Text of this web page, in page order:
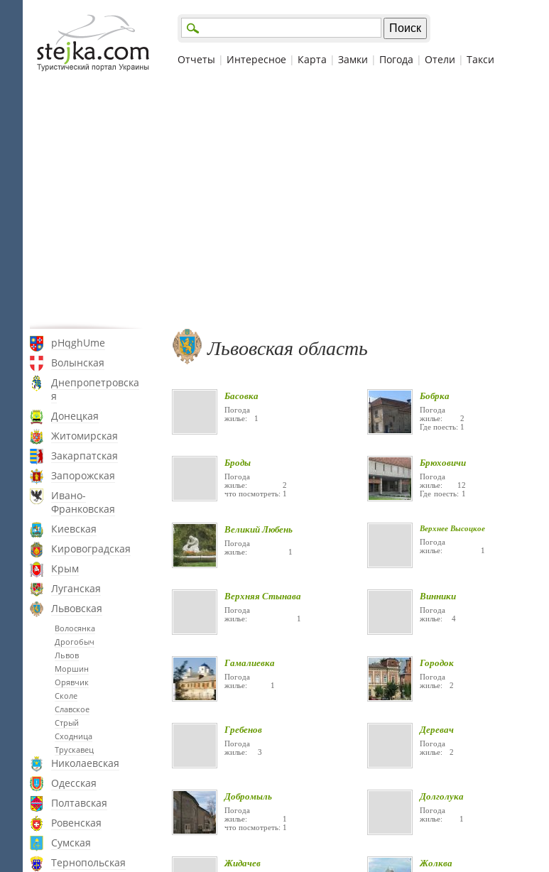
Отчеты | Интересное | Карта | Замки | Погода | Отели | Такси
pHqghUme
Волынская
Днепропетровска
я
Донецкая
Житомирская
Закарпатская
Запорожская
Ивано-
Франковская
Киевская
Кировоградская
Крым
Луганская
Львовская
Волосянка
Дрогобыч
Львов
Моршин
Орявчик
Сколе
Славское
Стрый
Сходница
Трускавец
Николаевская
Одесская
Полтавская
Ровенская
Сумская
Тернопольская
Львовская область
Басовка
Погода
жилье: 1
Бобрка
Погода
жилье: 2
Где поесть: 1
Броды
Погода
жилье: 2
что посмотреть: 1
Брюховичи
Погода
жилье: 12
Где поесть: 1
Великий Любень
Погода
жилье: 1
Верхнее Высоцкое
Погода
жилье: 1
Верхняя Стынава
Погода
жилье: 1
Винники
Погода
жилье: 4
Гамалиевка
Погода
жилье: 1
Городок
Погода
жилье: 2
Гребенов
Погода
жилье: 3
Деревач
Погода
жилье: 2
Добромыль
Погода
жилье: 1
что посмотреть: 1
Долголука
Погода
жилье: 1
Жидачев Жолква